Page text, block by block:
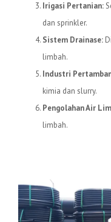
Irigasi Pertanian:
dan sprinkler.
Sistem Drainase:
limbah.
Industri
kimia dan slurry.
Pengolahan Air
limbah.